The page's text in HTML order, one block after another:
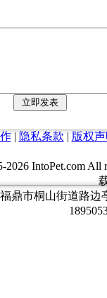
| 隐私条款 | 版权
2026 IntoPet.com
鼎市桐山街道路边